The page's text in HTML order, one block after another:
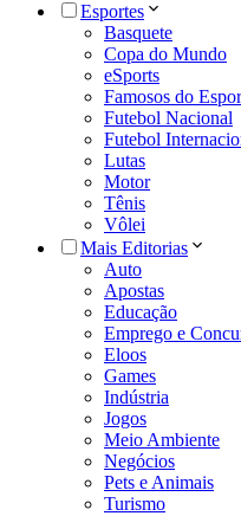
Esportes
Basquete
Copa do Mundo
eSports
Famosos do
Futebol Nacional
Futebol
Lutas
Motor
Tênis
Vôlei
Mais Editorias
Auto
Apostas
Educação
Emprego e
Eloos
Games
Indústria
Jogos
Meio Ambiente
Negócios
Pets e Animais
Turismo